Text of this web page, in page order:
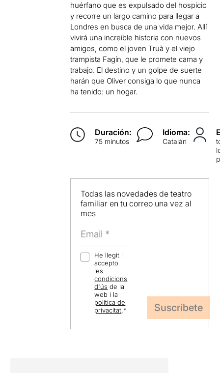
huérfano que es expulsado del hospicio
y recorre un largo camino para llegar a
Londres en busca de una vida mejor. Allí
vivirá una increíble historia con nuevos
amigos, como el joven Truà y el viejo
trampista Fagín, que le promete cama y
trabajo. El destino y un golpe de suerte
harán que Oliver consiga lo que nunca
ha tenido: un hogar.
Duración:
75 minutos
Idioma:
Catalán
Todas las novedades de teatro
familiar en tu correo una vez al
mes
He llegit i
accepto
les
condicions
d'ús de la
web i la
política de
privacitat.*